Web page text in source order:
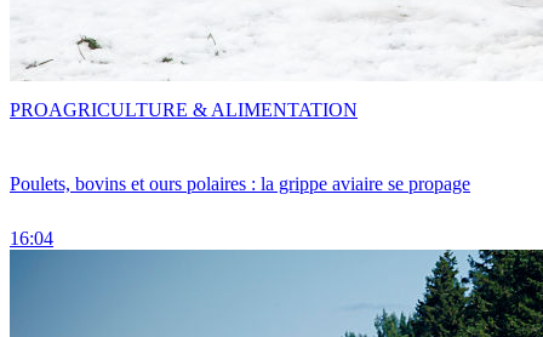
Poulets, bovins et ours polaires : la grippe aviaire se propage
16:04
PROAGRICULTURE & ALIMENTATION